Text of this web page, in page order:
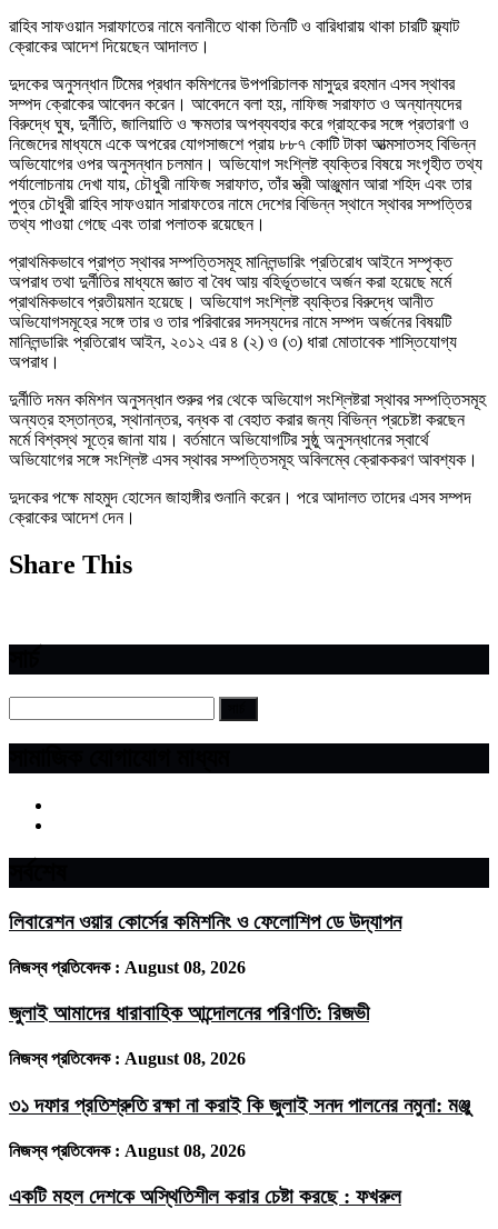
রাহিব সাফওয়ান সরাফাতের নামে বনানীতে থাকা তিনটি ও বারিধারায় থাকা চারটি ফ্ল্যাট
ক্রোকের আদেশ দিয়েছেন আদালত।
দুদকের অনুসন্ধান টিমের প্রধান কমিশনের উপপরিচালক মাসুদুর রহমান এসব স্থাবর
সম্পদ ক্রোকের আবেদন করেন। আবেদনে বলা হয়, নাফিজ সরাফাত ও অন্যান্যদের
বিরুদ্ধে ঘুষ, দুর্নীতি, জালিয়াতি ও ক্ষমতার অপব্যবহার করে গ্রাহকের সঙ্গে প্রতারণা ও
নিজেদের মাধ্যমে একে অপরের যোগসাজশে প্রায় ৮৮৭ কোটি টাকা আত্মসাতসহ বিভিন্ন
অভিযোগের ওপর অনুসন্ধান চলমান। অভিযোগ সংশ্লিষ্ট ব্যক্তির বিষয়ে সংগৃহীত তথ্য
পর্যালোচনায় দেখা যায়, চৌধুরী নাফিজ সরাফাত, তাঁর স্ত্রী আঞ্জুমান আরা শহিদ এবং তার
পুত্র চৌধুরী রাহিব সাফওয়ান সারাফতের নামে দেশের বিভিন্ন স্থানে স্থাবর সম্পত্তির
তথ্য পাওয়া গেছে এবং তারা পলাতক রয়েছেন।
প্রাথমিকভাবে প্রাপ্ত স্থাবর সম্পত্তিসমূহ মানিলন্ডারিং প্রতিরোধ আইনে সম্পৃক্ত
অপরাধ তথা দুর্নীতির মাধ্যমে জ্ঞাত বা বৈধ আয় বহির্ভূতভাবে অর্জন করা হয়েছে মর্মে
প্রাথমিকভাবে প্রতীয়মান হয়েছে। অভিযোগ সংশ্লিষ্ট ব্যক্তির বিরুদ্ধে আনীত
অভিযোগসমূহের সঙ্গে তার ও তার পরিবারের সদস্যদের নামে সম্পদ অর্জনের বিষয়টি
মানিলন্ডারিং প্রতিরোধ আইন, ২০১২ এর ৪ (২) ও (৩) ধারা মোতাবেক শাস্তিযোগ্য
অপরাধ।
দুর্নীতি দমন কমিশন অনুসন্ধান শুরুর পর থেকে অভিযোগ সংশ্লিষ্টরা স্থাবর সম্পত্তিসমূহ
অন্যত্র হস্তান্তর, স্থানান্তর, বন্ধক বা বেহাত করার জন্য বিভিন্ন প্রচেষ্টা করছেন
মর্মে বিশ্বস্থ সূত্রে জানা যায়। বর্তমানে অভিযোগটির সুষ্ঠু অনুসন্ধানের স্বার্থে
অভিযোগের সঙ্গে সংশ্লিষ্ট এসব স্থাবর সম্পত্তিসমূহ অবিলম্বে ক্রোককরণ আবশ্যক।
দুদকের পক্ষে মাহমুদ হোসেন জাহাঙ্গীর শুনানি করেন। পরে আদালত তাদের এসব সম্পদ
ক্রোকের আদেশ দেন।
Share This
লিবারেশন ওয়ার কোর্সের কমিশনিং ও ফেলোশিপ ডে উদ্‌যাপন
নিজস্ব প্রতিবেদক : August 08, 2026
জুলাই আমাদের ধারাবাহিক আন্দোলনের পরিণতি: রিজভী
নিজস্ব প্রতিবেদক : August 08, 2026
৩১ দফার প্রতিশ্রুতি রক্ষা না করাই কি জুলাই সনদ পালনের নমুনা: মঞ্জু
নিজস্ব প্রতিবেদক : August 08, 2026
একটি মহল দেশকে অস্থিতিশীল করার চেষ্টা করছে : ফখরুল